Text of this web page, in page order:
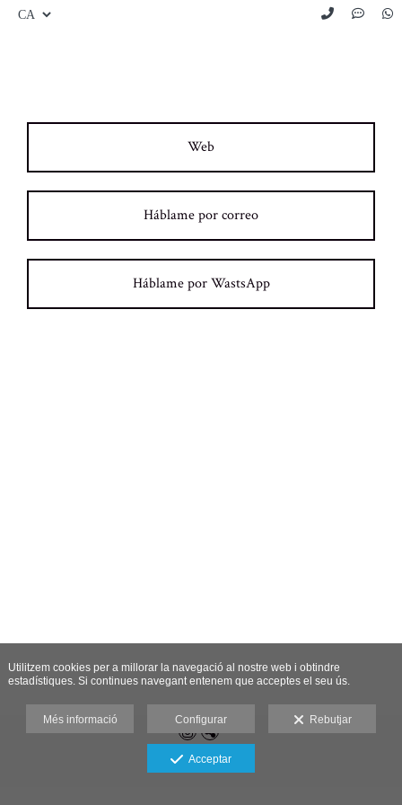
Web
Háblame por correo
Háblame por WastsApp
Utilitzem cookies per a millorar la navegació al nostre web i obtindre
estadístiques. Si continues navegant entenem que acceptes el seu ús.
Més informació Configurar Rebutjar
Acceptar